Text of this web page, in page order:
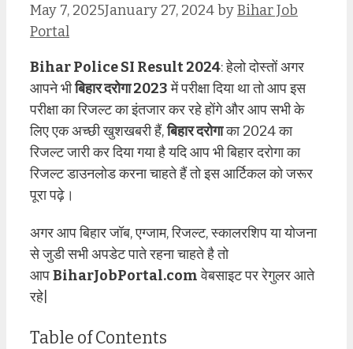
May 7, 2025January 27, 2024byBihar Job
Portal
Bihar Police SI Result 2024: हेलो दोस्तों अगर
आपने भीबिहार दरोगा 2023में परीक्षा दिया था तो आप इस
परीक्षा का रिजल्ट का इंतजार कर रहे होंगे और आप सभी के
लिए एक अच्छी खुशखबरी हैं,बिहार दरोगाका 2024 का
रिजल्ट जारी कर दिया गया है यदि आप भी बिहार दरोगा का
रिजल्ट डाउनलोड करना चाहते हैं तो इस आर्टिकल को जरूर
पूरा पढ़े।
अगर आप बिहार जॉब, एग्जाम, रिजल्ट, स्कालरशिप या योजना
से जुडी सभी अपडेट पाते रहना चाहते है तो
आपBiharJobPortal.comवेबसाइट पर रेगुलर आते
रहे|
Table of Contents